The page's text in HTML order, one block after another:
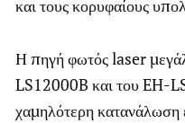
και τους κορυφαίους
Η πηγή φωτός laser
LS12000B και του EH-
χαμηλότερη κατανάλωση